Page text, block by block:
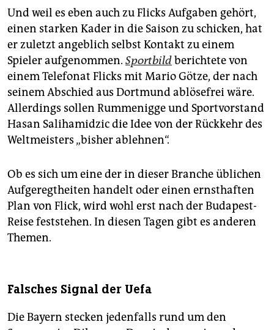
Und weil es eben auch zu Flicks Aufgaben gehört,
einen starken Kader in die Saison zu schicken, hat
er zuletzt angeblich selbst Kontakt zu einem
Spieler aufgenommen. Sportbildberichtete von
einem Telefonat Flicks mit Mario Götze, der nach
seinem Abschied aus Dortmund ablösefrei wäre.
Allerdings sollen Rummenigge und Sportvorstand
Hasan Sali­ha­midzic die Idee von der Rückkehr des
Weltmeisters „bisher ablehnen“.
Ob es sich um eine der in dieser Branche üblichen
Aufgeregtheiten handelt oder einen ernsthaften
Plan von Flick, wird wohl erst nach der Budapest-
Reise feststehen. In diesen Tagen gibt es anderen
Themen.
Falsches Signal der Uefa
Die Bayern stecken jedenfalls rund um den